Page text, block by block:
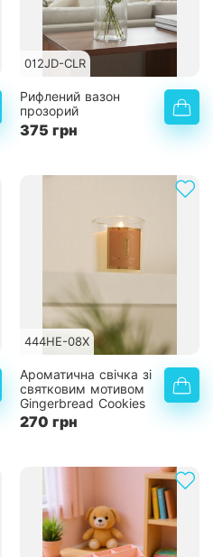
012JD-CLR
Рифлений вазон
прозорий
375 грн
444HE-08X
Ароматична свічка зі
святковим мотивом
Gingerbread Cookies
270 грн